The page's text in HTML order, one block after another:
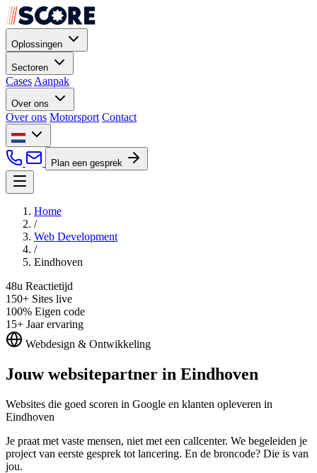
Oplossingen
Sectoren
Cases Aanpak
Over ons
Over ons Motorsport Contact
Plan een gesprek
Home
/
Web Development
/
Eindhoven
48u Reactietijd
150+ Sites live
100% Eigen code
15+ Jaar ervaring
Webdesign & Ontwikkeling
Jouw websitepartner in Eindhoven
Websites die goed scoren in Google en klanten opleveren in
Eindhoven
Je praat met vaste mensen, niet met een callcenter. We begeleiden je
project van eerste gesprek tot lancering. En de broncode? Die is van
jou.